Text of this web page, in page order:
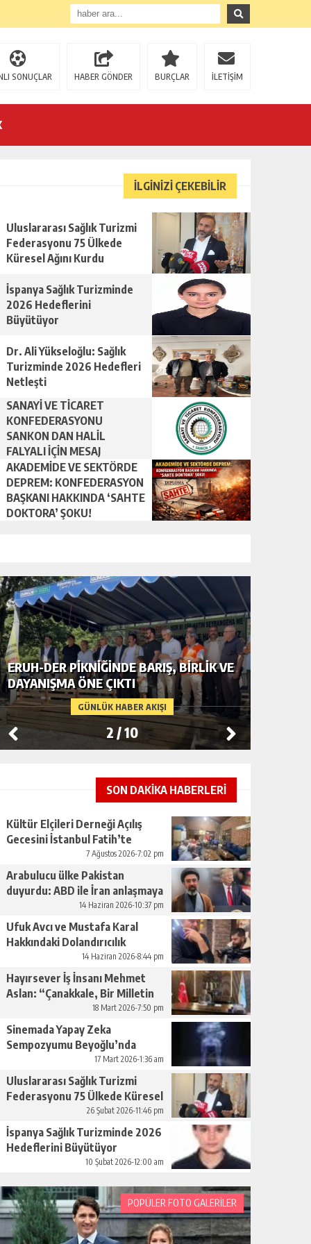
SONUÇLAR HABER GÖNDER BURÇLAR İLETİŞİM
İLGİNİZİ ÇEKEBİLİR
Uluslararası Sağlık Turizmi
Federasyonu 75 Ülkede
Küresel Ağını Kurdu
İspanya Sağlık Turizminde
2026 Hedeflerini
Büyütüyor
Dr. Ali Yükseloğlu: Sağlık
Turizminde 2026 Hedefleri
Netleşti
SANAYİ VE TİCARET
KONFEDERASYONU
SANKON DAN HALİL
FALYALI İÇİN MESAJ
YAYINLADI
AKADEMİDE VE SEKTÖRDE
DEPREM: KONFEDERASYON
BAŞKANI HAKKINDA ‘SAHTE
DOKTORA’ ŞOKU!
GÜNLÜK HABER AKIŞI
ERUH-DER PIKNIĞINDE BARIŞ, BIRLIK VE
DAYANIŞMA ÖNE ÇIKTI
2 /10
SON DAKİKA HABERLERİ
Kültür Elçileri Derneği Açılış
Gecesini İstanbul Fatih’te
7 Ağustos 2026-7:02 pm
Arabulucu ülke Pakistan
duyurdu: ABD ile İran anlaşmaya
14 Haziran 2026-10:37 pm
Ufuk Avcı ve Mustafa Karal
Hakkındaki Dolandırıcılık
İddiaları Büyüyor14 Haziran 2026-8:44 pm
Hayırsever İş İnsanı Mehmet
Aslan: “Çanakkale, Bir Milletin
Yeniden Doğuşudur”18 Mart 2026-7:50 pm
Sinemada Yapay Zeka
Sempozyumu Beyoğlu’nda
17 Mart 2026-1:36 am
Uluslararası Sağlık Turizmi
Federasyonu 75 Ülkede Küresel
26 Şubat 2026-11:46 pm
İspanya Sağlık Turizminde 2026
Hedeflerini Büyütüyor
10 Şubat 2026-12:00 am
POPÜLER FOTO GALERİLER